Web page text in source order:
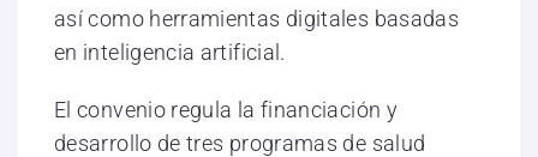
así como herramientas digitales basadas
en inteligencia artificial.
El convenio regula la financiación y
desarrollo de tres programas de salud